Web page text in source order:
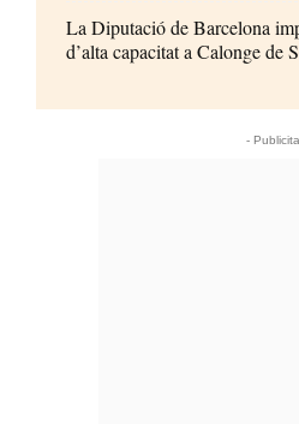
La Diputació de Barcelona
d’alta capacitat a Calonge de
-